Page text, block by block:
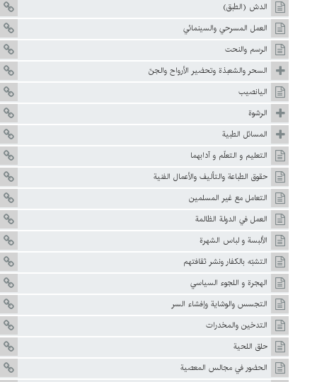
الدش (الطبق)
العمل المسرحي والسينمائي
الرسم والنحت
السحر والشعبذة وتحضير الأرواح والجنّ
اليانصيب
الرشوة
المسائل الطبية
التعليم و التعلّم و آدابهما
حقوق الطباعة والتأليف والأعمال الفنية
التعامل مع غير المسلمين
العمل في الدولة الظالمة
الألبسة و لباس الشهرة
التشبّه بالكفار ونشر ثقافتهم
الهجرة و اللجوء السياسي
التجسس والوشاية وإفشاء السر
التدخين والمخدرات
حلق اللحية
الحضور في مجالس المعصية